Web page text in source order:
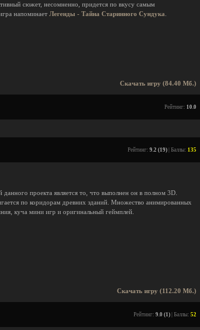
сюжет, несомненно, придется по вкусу самым
напоминает Легенды - Тайна Старинного Сундука
Скачать игру (84.40 Мб.)
Рейтинг: 10.0
Рейтинг: 9.2 (19) | Баллы: 135
проекта является то, что выполнен он в полном 3D.
по коридорам древних зданий. Множество анимированных
куча мини игр и оригинальный геймплей.
Скачать игру (112.20 Мб.)
Рейтинг: 9.0 (1) | Баллы: 52